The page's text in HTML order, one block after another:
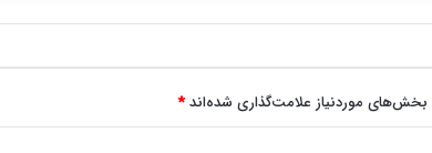
بخش‌های موردنیاز علامت‌گذاری شده‌اند*